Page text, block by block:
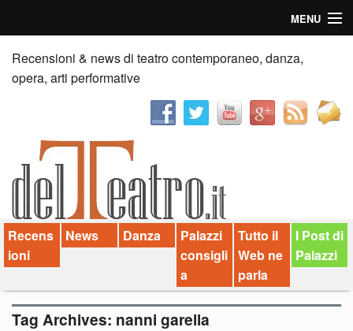
MENU
Home
Recensioni
News
Palazzi consiglia
Video
Chi siamo
Contatti
Recensioni & news di teatro contemporaneo, danza,
opera, arti performative
Recens
ioni
News Danza
Palazzi
consigli
a
Tutto il
Web ne
parla
I Post di
Palazzi
Tag Archives: nanni garella